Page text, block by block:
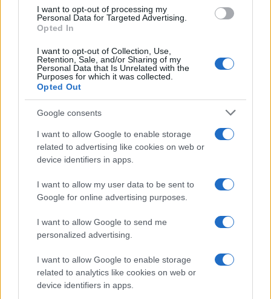
I want to opt-out of processing my
Personal Data for Targeted Advertising.
Opted In
I want to opt-out of Collection, Use,
Retention, Sale, and/or Sharing of my
Personal Data that Is Unrelated with the
Purposes for which it was collected.
Opted Out
Google consents
I want to allow Google to enable storage
related to advertising like cookies on web or
device identifiers in apps.
I want to allow my user data to be sent to
Google for online advertising purposes.
I want to allow Google to send me
personalized advertising.
I want to allow Google to enable storage
related to analytics like cookies on web or
device identifiers in apps.
Ripensare le tecnologie umanitarie oltre i criteri dei
Martina Marchesi · 10 Lug 2026